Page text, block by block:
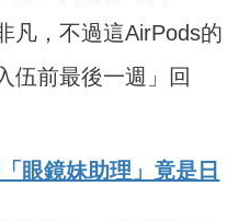
凡，不過這AirPods的
伍前最後一週」回
眼鏡妹助理」竟是日